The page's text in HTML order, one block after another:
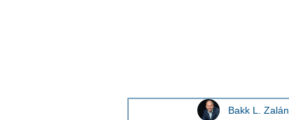
Bakk L. Zalán